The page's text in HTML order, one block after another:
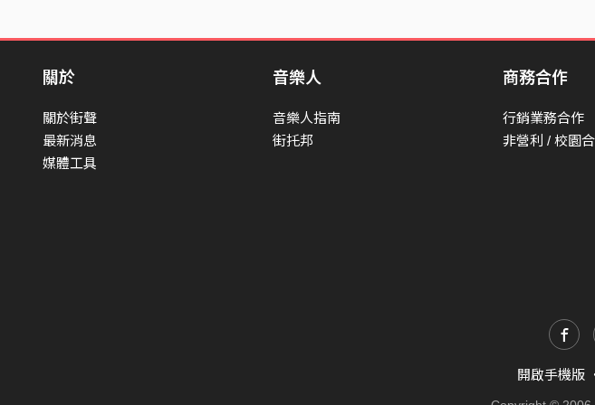
關於
關於街聲
最新消息
媒體工具
音樂人
音樂人指南
街托邦
商務合作
行銷業務合作
非營利 / 校園
開啟手機版